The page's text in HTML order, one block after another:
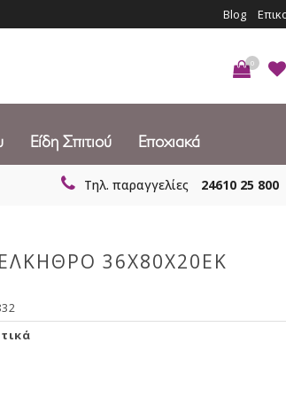
Blog
0
Είδη Σπιτιού Εποχιακά
Τηλ. παραγγελίες 24610 25 800
36Χ80Χ20ΕΚ